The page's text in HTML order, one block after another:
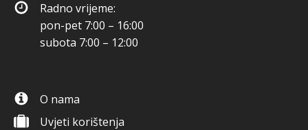
Radno vrijeme:
pon-pet 7:00 – 16:00
subota 7:00 – 12:00
O nama
Uvjeti korištenja